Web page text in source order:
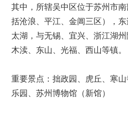
其中，所辖吴中区位于苏州市
括沧浪、平江、金阊三区），
太湖，与无锡、宜兴、浙江湖州
木渎、东山、光福、西山等镇。
重要景点：拙政园、虎丘、寒
乐园、苏州博物馆（新馆）